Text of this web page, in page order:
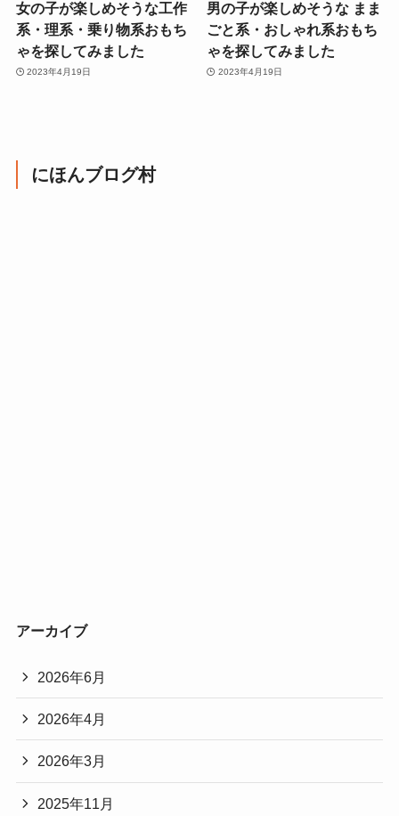
女の子が楽しめそうな工作
系・理系・乗り物系おもち
ゃを探してみました
2023年4月19日
男の子が楽しめそうな まま
ごと系・おしゃれ系おもち
ゃを探してみました
2023年4月19日
にほんブログ村
アーカイブ
2026年6月
2026年4月
2026年3月
2025年11月